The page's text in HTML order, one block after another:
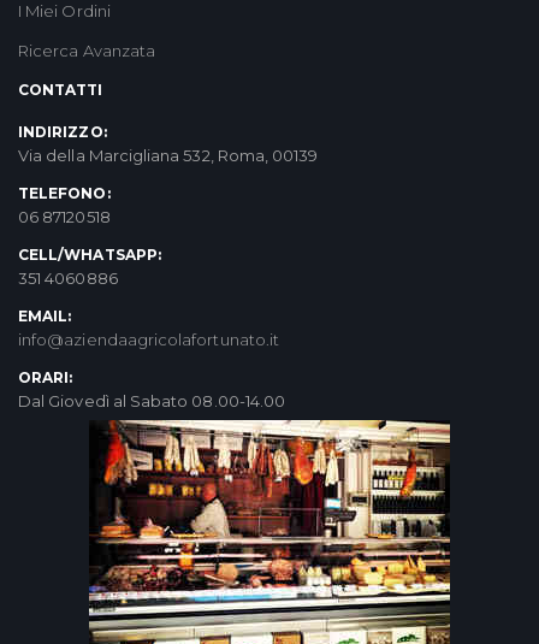
I Miei Ordini
Ricerca Avanzata
CONTATTI
INDIRIZZO:
Via della Marcigliana 532, Roma, 00139
TELEFONO:
06 87120518
CELL/WHATSAPP:
351 4060886
EMAIL:
info@aziendaagricolafortunato.it
ORARI:
Dal Giovedì al Sabato 08.00-14.00